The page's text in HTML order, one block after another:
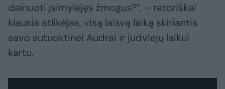
dainuoti įsimylėjęs žmogus?“, – retoriškai
klausia atlikėjas, visą laisvą laiką skiriantis
savo sutuoktinei Audrai ir judviejų laikui
kartu.